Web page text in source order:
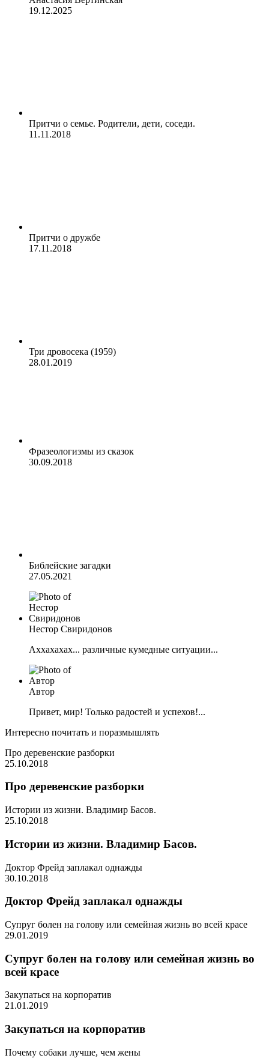
19.12.2025
Притчи о семье. Родители, дети, соседи.
11.11.2018
Притчи о дружбе
17.11.2018
Три дровосека (1959)
28.01.2019
Фразеологизмы из сказок
30.09.2018
Библейские загадки
27.05.2021
Нестор Свиридонов
Аххахахах... различные кумедные ситуации...
Автор
Привет, мир! Только радостей и успехов!...
Интересно почитать и поразмышлять
Про деревенские разборки
25.10.2018
Про деревенские разборки
Истории из жизни. Владимир Басов.
25.10.2018
Истории из жизни. Владимир Басов.
Доктор Фрейд заплакал однажды
30.10.2018
Доктор Фрейд заплакал однажды
Супруг болен на голову или семейная жизнь во всей красе
29.01.2019
Супруг болен на голову или семейная жизнь во
всей красе
Закупаться на корпоратив
21.01.2019
Закупаться на корпоратив
Почему собаки лучше, чем жены